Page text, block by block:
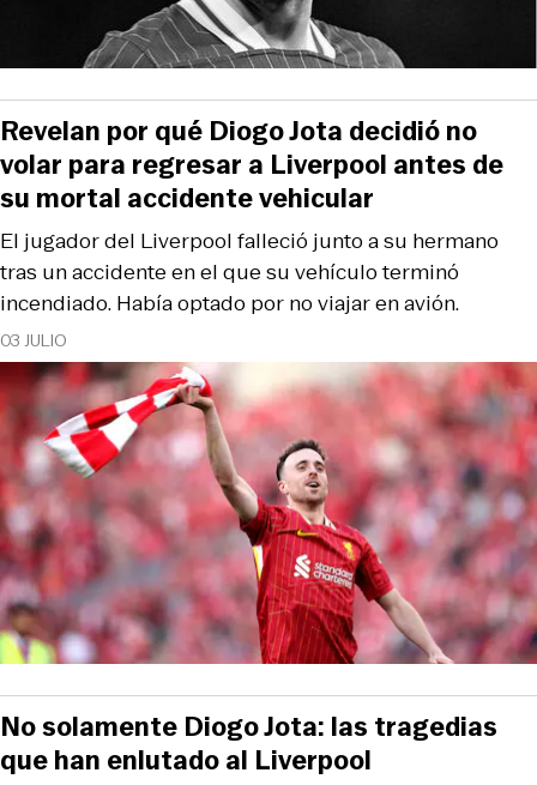
03 JULIO
El jugador del Liverpool falleció junto a su hermano
tras un accidente en el que su vehículo terminó
incendiado. Había optado por no viajar en avión.
Revelan por qué Diogo Jota decidió no
volar para regresar a Liverpool antes de
su mortal accidente vehicular
No solamente Diogo Jota: las tragedias
que han enlutado al Liverpool